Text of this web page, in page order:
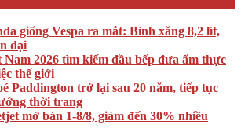
giống Vespa ra mắt: Bình xăng 8,2 lít,
đại
Nam 2026 tìm kiếm đầu bếp đưa ẩm thực
thế giới
Paddington trở lại sau 20 năm, tiếp tục
thời trang
mở bán 1-8/8, giảm đến 30% nhiều